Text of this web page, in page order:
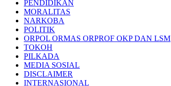
PENDIDIKAN
MORALITAS
NARKOBA
POLITIK
ORPOL ORMAS ORPROF OKP DAN LSM
TOKOH
PILKADA
MEDIA SOSIAL
DISCLAIMER
INTERNASIONAL